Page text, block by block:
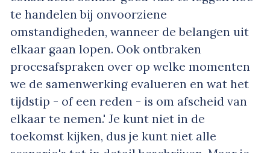
te handelen bij onvoorziene
omstandigheden, wanneer de belangen uit
elkaar gaan lopen. Ook ontbraken
procesafspraken over op welke momenten
we de samenwerking evalueren en wat het
tijdstip - of een reden - is om afscheid van
elkaar te nemen.' Je kunt niet in de
toekomst kijken, dus je kunt niet alle